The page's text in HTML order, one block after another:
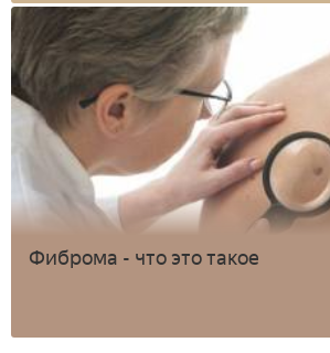
Фиброма - что это такое